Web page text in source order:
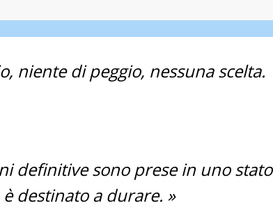
niente di peggio, nessuna scelta.
definitive sono prese in uno stato
destinato a durare. »